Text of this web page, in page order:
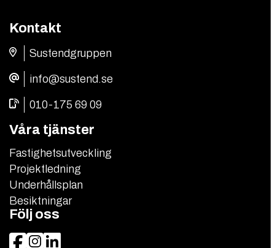
Kontakt
Sustendgruppen
info@sustend.se
010-175 69 09
Våra tjänster
Fastighetsutveckling
Projektledning
Underhållsplan
Besiktningar
Följ oss
Facebook Instagram LinkedIn